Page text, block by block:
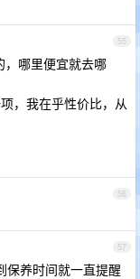
55
，哪里便宜就去哪
，我在乎性价比，从
56
57
保养时间就一直提醒